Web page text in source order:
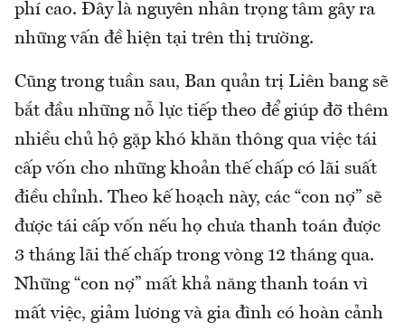
phí cao. Đây là nguyên nhân trọng tâm gây ra
những vấn đề hiện tại trên thị trường.
Cũng trong tuần sau, Ban quản trị Liên bang sẽ
bắt đầu những nỗ lực tiếp theo để giúp đỡ thêm
nhiều chủ hộ gặp khó khăn thông qua việc tái
cấp vốn cho những khoản thế chấp có lãi suất
điều chỉnh. Theo kế hoạch này, các “con nợ” sẽ
được tái cấp vốn nếu họ chưa thanh toán được
3 tháng lãi thế chấp trong vòng 12 tháng qua.
Những “con nợ” mất khả năng thanh toán vì
mất việc, giảm lương và gia đình có hoàn cảnh